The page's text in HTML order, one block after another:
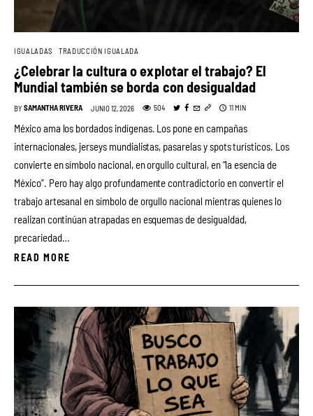
IGUALADAS TRADUCCIÓN IGUALADA
¿Celebrar la cultura o explotar el trabajo? El
Mundial también se borda con desigualdad
BY SAMANTHA RIVERA JUNIO 12, 2026 504 11 MIN
México ama los bordados indígenas. Los pone en campañas
internacionales, jerseys mundialistas, pasarelas y spots turísticos. Los
convierte en símbolo nacional, en orgullo cultural, en “la esencia de
México”. Pero hay algo profundamente contradictorio en convertir el
trabajo artesanal en símbolo de orgullo nacional mientras quienes lo
realizan continúan atrapadas en esquemas de desigualdad,
precariedad…
READ MORE